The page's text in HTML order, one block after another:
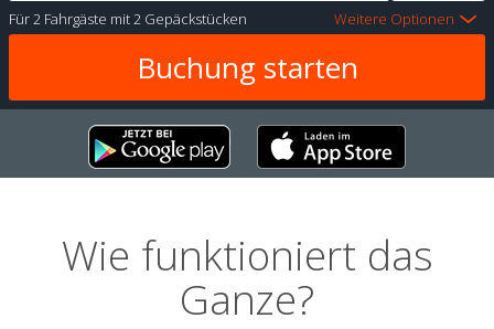
Für2 Fahrgäste mit2 Gepäckstücken Weitere Optionen
Wie funktioniert das
Ganze?